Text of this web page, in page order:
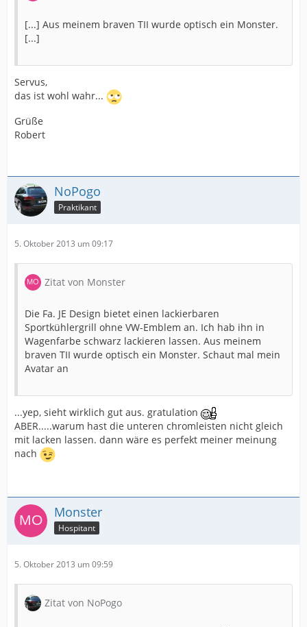
[...] Aus meinem braven TII wurde optisch ein Monster.
[...]
Servus,
das ist wohl wahr...
Grüße
Robert
NoPogo
Praktikant
5. Oktober 2013 um 09:17
Zitat von Monster
Die Fa. JE Design bietet einen lackierbaren
Sportkühlergrill ohne VW-Emblem an. Ich hab ihn in
Wagenfarbe schwarz lackieren lassen. Aus meinem
braven TII wurde optisch ein Monster. Schaut mal mein
Avatar an
...yep, sieht wirklich gut aus. gratulation
ABER.....warum hast die unteren chromleisten nicht gleich
mit lacken lassen. dann wäre es perfekt meiner meinung
nach
Monster
Hospitant
5. Oktober 2013 um 09:59
Zitat von NoPogo